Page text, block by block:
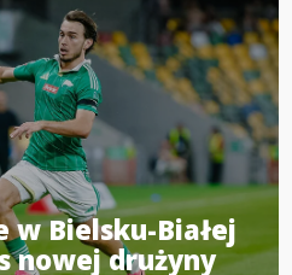
w Bielsku-Białej
nowej drużyny